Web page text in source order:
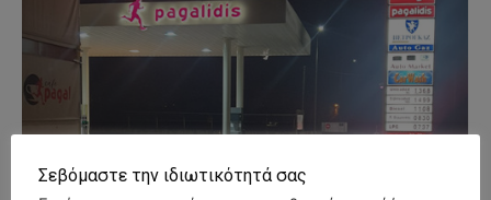
Σεβόμαστε την ιδιωτικότητά σας